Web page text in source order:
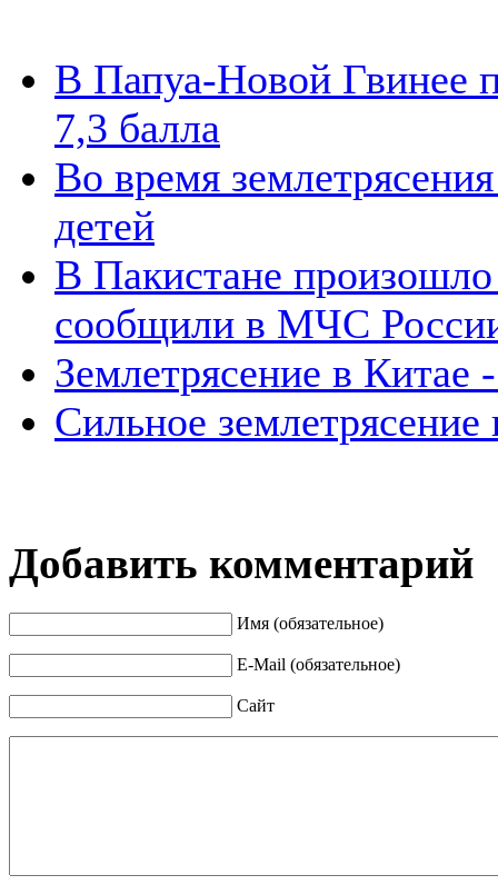
В Папуа-Новой Гвинее
7,3 балла
Во время
детей
В Пакистане произошло
сообщили в МЧС
Землетрясение в
Сильное
Добавить комментарий
Имя (обязательное)
E-Mail (обязательное)
Сайт